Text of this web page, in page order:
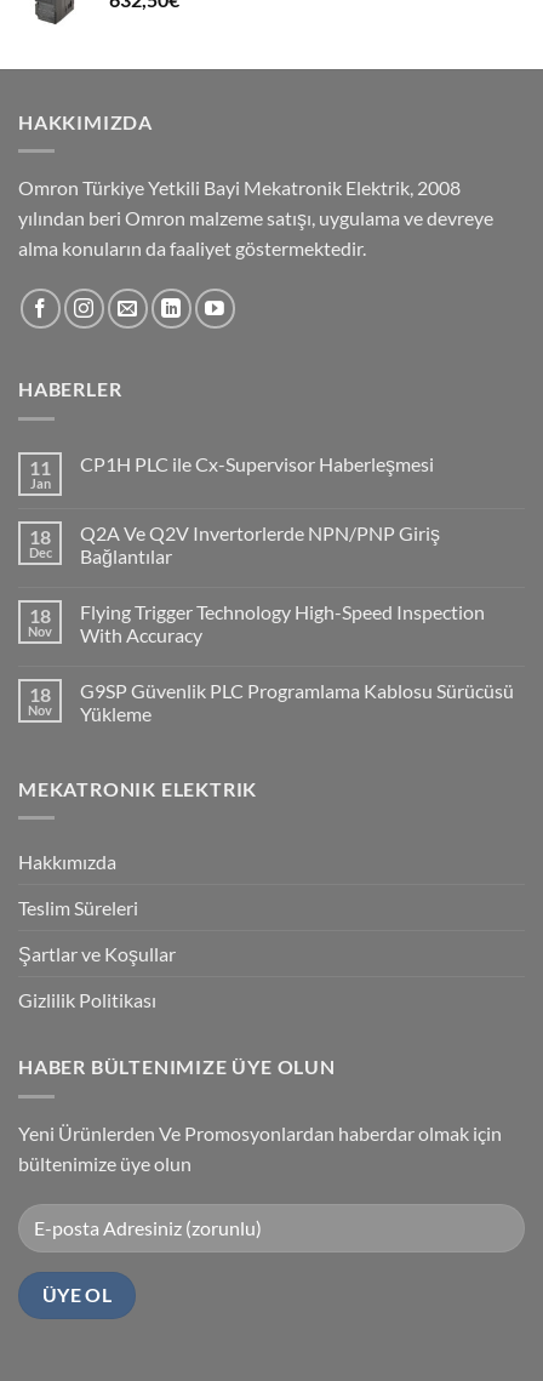
HAKKIMIZDA
Omron Türkiye Yetkili Bayi Mekatronik Elektrik, 2008
yılından beri Omron malzeme satışı, uygulama ve devreye
alma konuların da faaliyet göstermektedir.
HABERLER
11
Jan
CP1H PLC ile Cx-Supervisor Haberleşmesi
CP1H
PLC
ile
Haberleşmesi
18
Dec
Q2A Ve Q2V Invertorlerde NPN/PNP Giriş
Bağlantılar
on
Q2A
Ve
NPN/PNP
Giriş
Bağlantılar
18
Nov
Flying Trigger Technology High-Speed Inspection
With Accuracy
on
Flying
Trigger
Inspection
With
18
Nov
G9SP Güvenlik PLC Programlama Kablosu Sürücüsü
Yükleme
G9SP
Güvenlik
Sürücüsü
MEKATRONIK ELEKTRIK
Hakkımızda
Teslim Süreleri
Şartlar ve Koşullar
Gizlilik Politikası
HABER BÜLTENIMIZE ÜYE OLUN
Yeni Ürünlerden Ve Promosyonlardan haberdar olmak için
bültenimize üye olun